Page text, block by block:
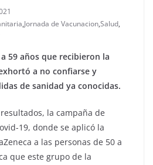
,Jornada de Vacunacion,Salud,
59 años que recibieron la
a no confiarse y
de sanidad ya conocidas.
la campaña de
19, donde se aplicó la
a las personas de 50 a
que este grupo de la